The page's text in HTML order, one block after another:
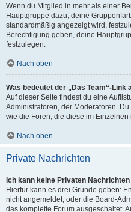
Wenn du Mitglied in mehr als einer
Hauptgruppe dazu, deine
standardmäßig angezeigt wird,
Berechtigung geben, deine
festzulegen.
Nach oben
Was bedeutet der „Das Team“-Link
Auf dieser Seite findest du eine
Administratoren, der Moderatoren.
wie die Foren, die diese im Einzelnen
Nach oben
Private Nachrichten
Ich kann keine Privaten
Hierfür kann es drei Gründe geben:
nicht angemeldet, oder die Board-
das komplette Forum ausgeschaltet.